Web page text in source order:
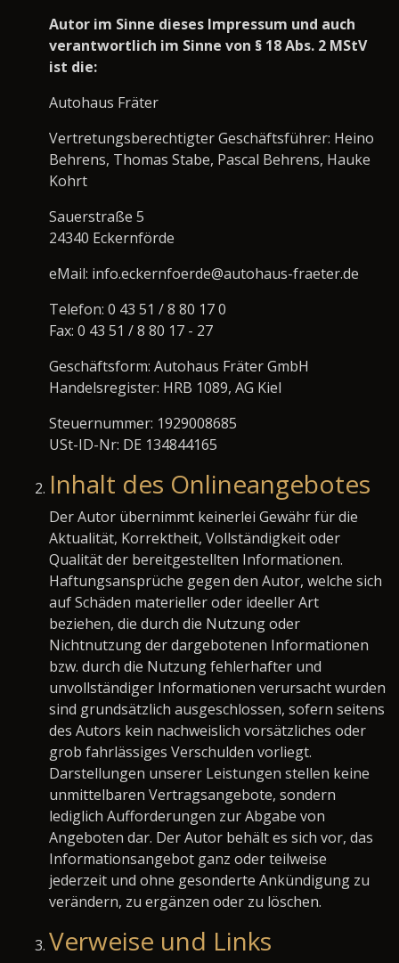
Autor im Sinne dieses Impressum und auch
verantwortlich im Sinne von § 18 Abs. 2 MStV
ist die:
Autohaus Fräter
Vertretungsberechtigter Geschäftsführer: Heino
Behrens, Thomas Stabe, Pascal Behrens, Hauke
Kohrt
Sauerstraße 5
24340 Eckernförde
eMail: info.eckernfoerde@autohaus-fraeter.de
Telefon: 0 43 51 / 8 80 17 0
Fax: 0 43 51 / 8 80 17 - 27
Geschäftsform: Autohaus Fräter GmbH
Handelsregister: HRB 1089, AG Kiel
Steuernummer: 1929008685
USt-ID-Nr: DE 134844165
Inhalt des Onlineangebotes
Der Autor übernimmt keinerlei Gewähr für die
Aktualität, Korrektheit, Vollständigkeit oder
Qualität der bereitgestellten Informationen.
Haftungsansprüche gegen den Autor, welche sich
auf Schäden materieller oder ideeller Art
beziehen, die durch die Nutzung oder
Nichtnutzung der dargebotenen Informationen
bzw. durch die Nutzung fehlerhafter und
unvollständiger Informationen verursacht wurden
sind grundsätzlich ausgeschlossen, sofern seitens
des Autors kein nachweislich vorsätzliches oder
grob fahrlässiges Verschulden vorliegt.
Darstellungen unserer Leistungen stellen keine
unmittelbaren Vertragsangebote, sondern
lediglich Aufforderungen zur Abgabe von
Angeboten dar. Der Autor behält es sich vor, das
Informationsangebot ganz oder teilweise
jederzeit und ohne gesonderte Ankündigung zu
verändern, zu ergänzen oder zu löschen.
Verweise und Links